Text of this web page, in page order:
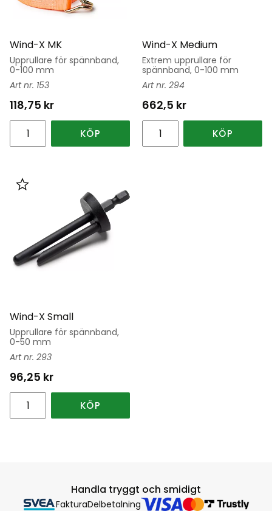
Wind-X MK
Upprullare för spännband,
0-100 mm
153
118,75 kr
KÖP
Wind-X Medium
Extrem upprullare för
spännband, 0-100 mm
294
662,5 kr
KÖP
Wind-X Small
Upprullare för spännband,
0-50 mm
293
96,25 kr
Lägg till i favoriter
KÖP
Handla tryggt och smidigt
FakturaDelbetalning